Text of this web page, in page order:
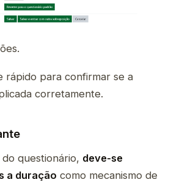
rápido para confirmar se a
corretamente.
questionário, deve-se
a duração como mecanismo de